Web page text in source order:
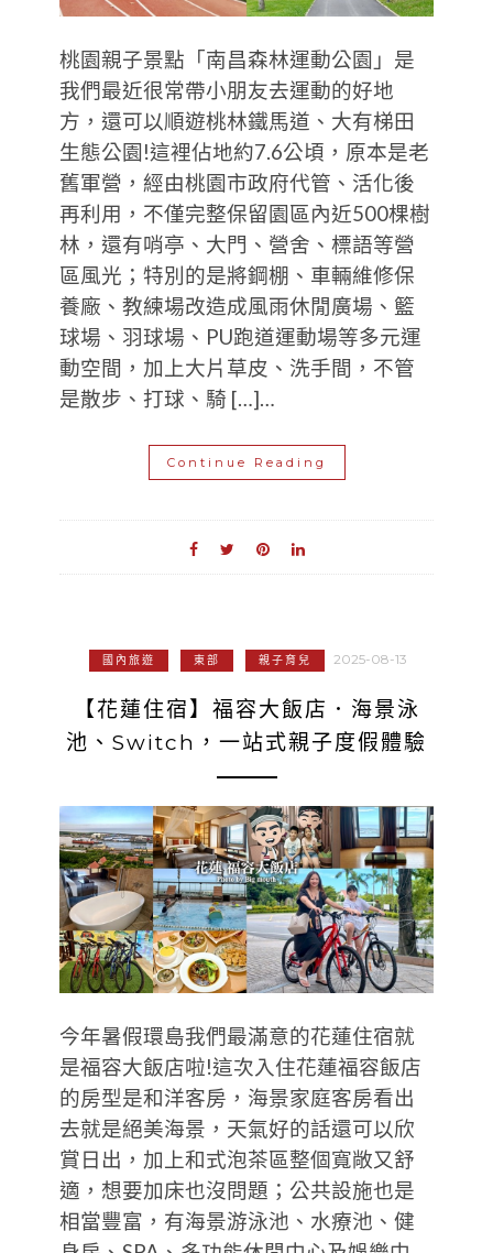
桃園親子景點「南昌森林運動公園」是
我們最近很常帶小朋友去運動的好地
方，還可以順遊桃林鐵馬道、大有梯田
生態公園!這裡佔地約7.6公頃，原本是老
舊軍營，經由桃園市政府代管、活化後
再利用，不僅完整保留園區內近500棵樹
林，還有哨亭、大門、營舍、標語等營
區風光；特別的是將鋼棚、車輛維修保
養廠、教練場改造成風雨休閒廣場、籃
球場、羽球場、PU跑道運動場等多元運
動空間，加上大片草皮、洗手間，不管
是散步、打球、騎 […]…
Continue Reading
國內旅遊 東部 親子育兒 2025-08-13
【花蓮住宿】福容大飯店．海景泳
池、Switch，一站式親子度假體驗
今年暑假環島我們最滿意的花蓮住宿就
是福容大飯店啦!這次入住花蓮福容飯店
的房型是和洋客房，海景家庭客房看出
去就是絕美海景，天氣好的話還可以欣
賞日出，加上和式泡茶區整個寬敞又舒
適，想要加床也沒問題；公共設施也是
相當豐富，有海景游泳池、水療池、健